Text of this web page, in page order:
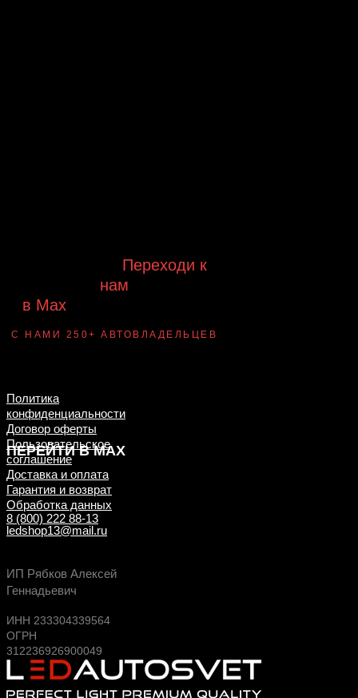
Переходи к
нам
в Max
С НАМИ 250+ АВТОВЛАДЕЛЬЦЕВ
ПЕРЕЙТИ В MAX
Будь в курсе выгодных предложений,
новых поступлений на склад
Политика
конфиденциальности
Договор оферты
Пользовательское
соглашение
Доставка и оплата
Гарантия и возврат
Обработка данных
8 (800) 222 88-13
ledshop13@mail.ru
ИП Рябков Алексей
Геннадьевич
ИНН 233304339564
ОГРН
312236926900049